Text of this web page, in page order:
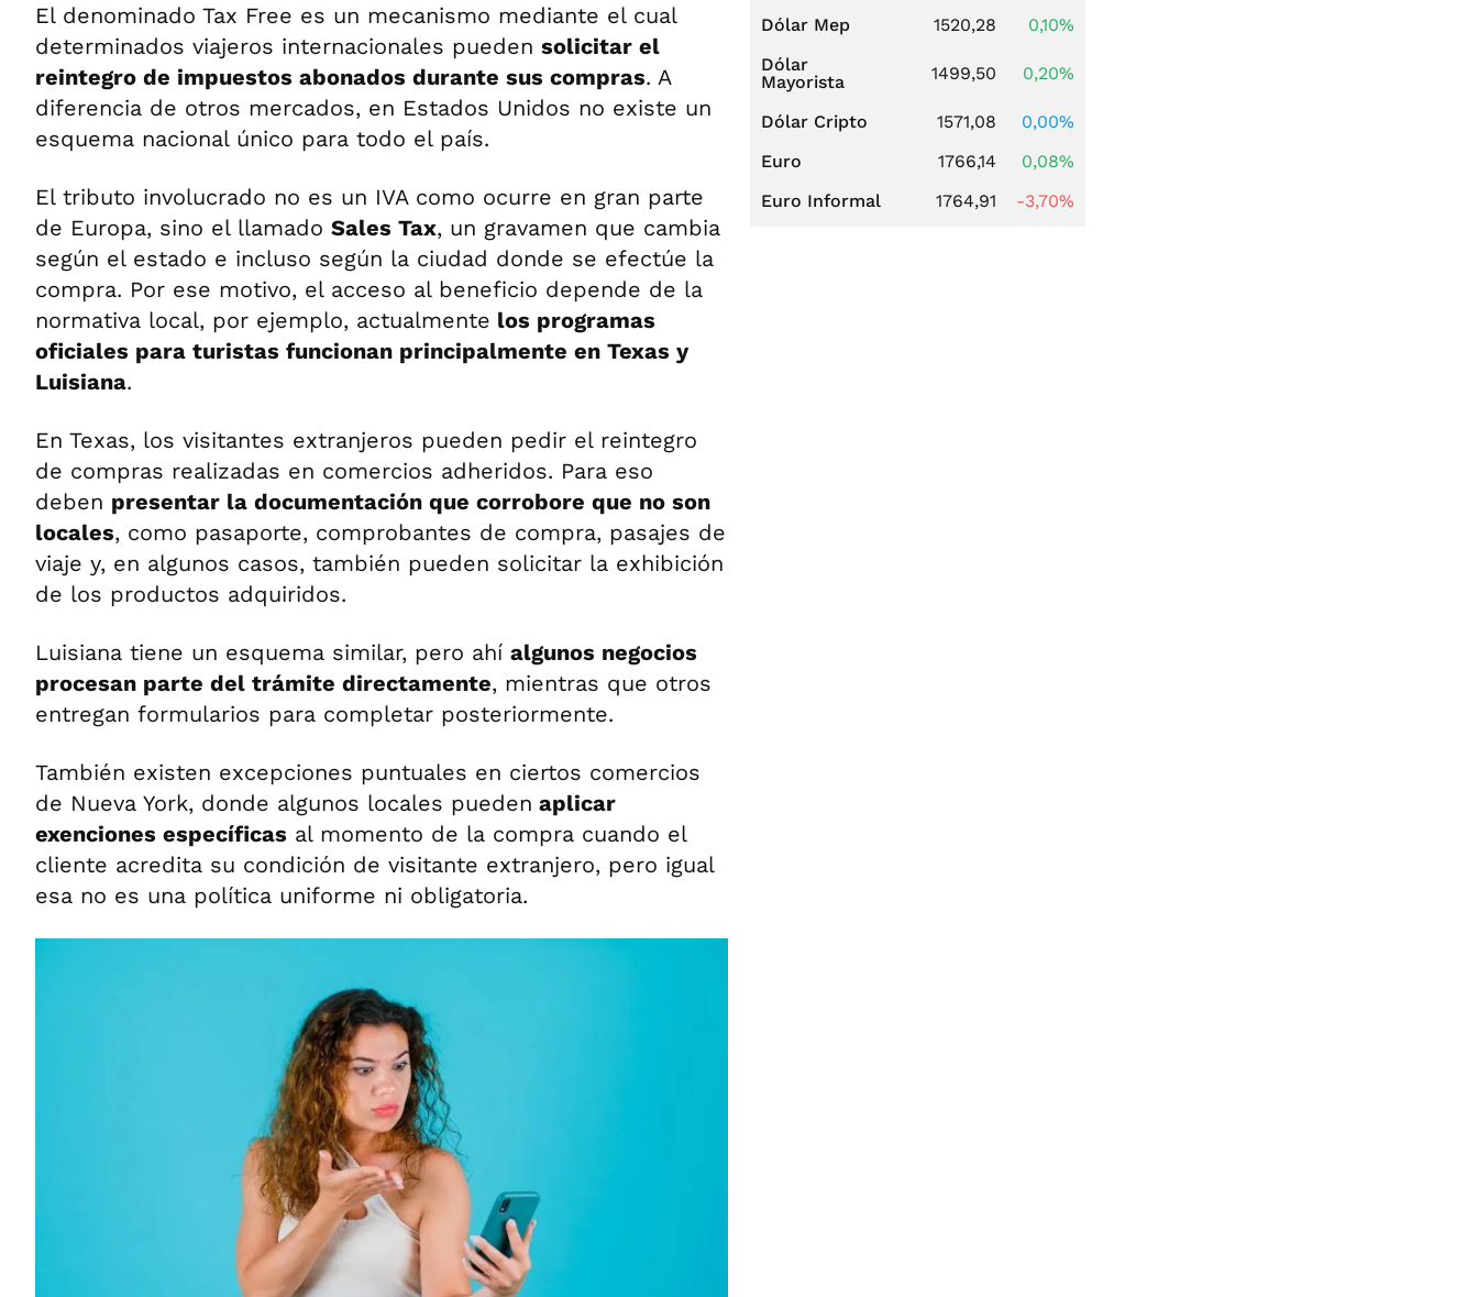
El denominado Tax Free es un mecanismo mediante el cual
determinados viajeros internacionales pueden solicitar el
reintegro de impuestos abonados durante sus compras. A
diferencia de otros mercados, en Estados Unidos no existe un
esquema nacional único para todo el país.
El tributo involucrado no es un IVA como ocurre en gran parte
de Europa, sino el llamado Sales Tax, un gravamen que cambia
según el estado e incluso según la ciudad donde se efectúe la
compra. Por ese motivo, el acceso al beneficio depende de la
normativa local, por ejemplo, actualmente los programas
oficiales para turistas funcionan principalmente en Texas y
Luisiana.
En Texas, los visitantes extranjeros pueden pedir el reintegro
de compras realizadas en comercios adheridos. Para eso
deben presentar la documentación que corrobore que no son
locales, como pasaporte, comprobantes de compra, pasajes de
viaje y, en algunos casos, también pueden solicitar la exhibición
de los productos adquiridos.
Luisiana tiene un esquema similar, pero ahí algunos negocios
procesan parte del trámite directamente, mientras que otros
entregan formularios para completar posteriormente.
También existen excepciones puntuales en ciertos comercios
de Nueva York, donde algunos locales pueden aplicar
exenciones específicas al momento de la compra cuando el
cliente acredita su condición de visitante extranjero, pero igual
esa no es una política uniforme ni obligatoria.
Dólar Mep 1520,28
0,10%
Dólar
Mayorista
1499,50 0,20%
Dólar Cripto 1571,08
0,00%
Euro
1766,14
0,08%
Euro Informal
1764,91 -3,70%